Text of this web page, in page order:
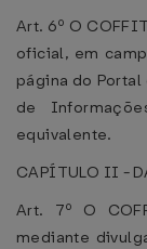
Art. 6º O
oficial, em
página do
de
equivalente.
CAPÍTULO II -
Art. 7º O
mediante